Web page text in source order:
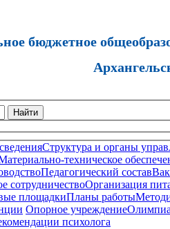
бюджетное
Найти
Структура и органы
техническое
Педагогический состав
сотрудничествоОрганизация
площадкиПланы работы
Опорное учреждение
психолога